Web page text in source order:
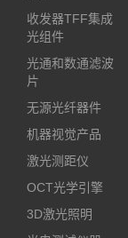
收发器TFF集成
光组件
光通和数通滤波
片
无源光纤器件
机器视觉产品
激光测距仪
OCT光学引擎
3D激光照明